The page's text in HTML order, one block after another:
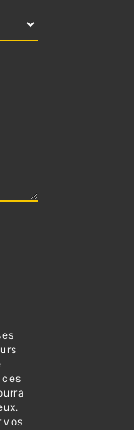
ces
vos